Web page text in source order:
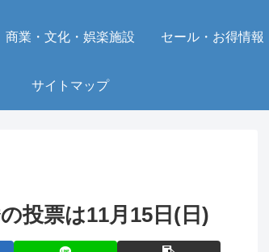
商業・文化・娯楽施設 セール・お得情報
サイトマップ
投票は11月15日(日)